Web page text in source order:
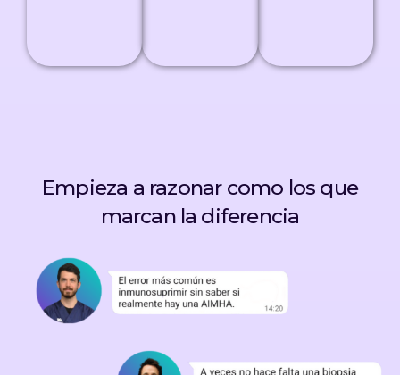
Empieza a razonar como los que
marcan la diferencia